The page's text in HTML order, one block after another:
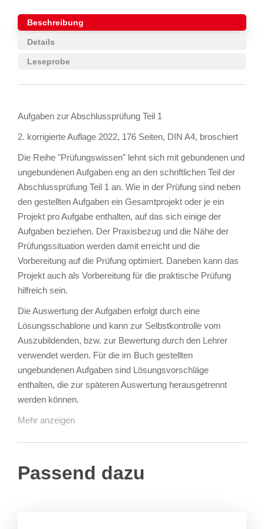
Beschreibung
Details
Leseprobe
Aufgaben zur Abschlussprüfung Teil 1
2. korrigierte Auflage 2022, 176 Seiten, DIN A4, broschiert
Die Reihe "Prüfungswissen" lehnt sich mit gebundenen und
ungebundenen Aufgaben eng an den schriftlichen Teil der
Abschlussprüfung Teil 1 an. Wie in der Prüfung sind neben
den gestellten Aufgaben ein Gesamtprojekt oder je ein
Projekt pro Aufgabe enthalten, auf das sich einige der
Aufgaben beziehen. Der Praxisbezug und die Nähe der
Prüfungssituation werden damit erreicht und die
Vorbereitung auf die Prüfung optimiert. Daneben kann das
Projekt auch als Vorbereitung für die praktische Prüfung
hilfreich sein.
Die Auswertung der Aufgaben erfolgt durch eine
Lösungsschablone und kann zur Selbstkontrolle vom
Auszubildenden, bzw. zur Bewertung durch den Lehrer
verwendet werden. Für die im Buch gestellten
ungebundenen Aufgaben sind Lösungsvorschläge
enthalten, die zur späteren Auswertung herausgetrennt
werden können.
Mehr anzeigen
Passend dazu